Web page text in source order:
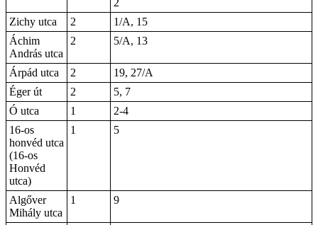
2
Zichy utca
2
1/A, 15
Áchim
András utca
2 5/A, 13
Árpád utca 2
19, 27/A
Éger út
2
5, 7
Ó utca
1
2-4
16-os
honvéd utca
(16-os
Honvéd
utca)
1 5
Algőver
Mihály utca
1 9